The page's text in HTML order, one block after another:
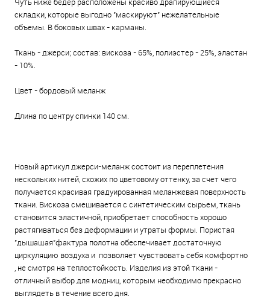
складки, которые выгодно "маскируют" нежелательные
объемы. В боковых швах - карманы.
Ткань - джерси; состав: вискоза - 65%, полиэстер - 25%, эластан
- 10%.
Цвет - бордовый меланж
Длина по центру спинки 140 см.
Новый артикул джерси-меланж состоит из переплетения
нескольких нитей, схожих по цветовому оттенку, за счет чего
получается красивая градуированная меланжевая поверхность
ткани. Вискоза смешивается с синтетическим сырьем, ткань
становится эластичной, приобретает способность хорошо
растягиваться без деформации и утраты формы. Пористая
"дышащая"фактура полотна обеспечивает достаточную
циркуляцию воздуха и позволяет чувствовать себя комфортно
, не смотря на теплостойкость. Изделия из этой ткани -
отличный выбор для модниц, которым необходимо прекрасно
выглядеть в течение всего дня.